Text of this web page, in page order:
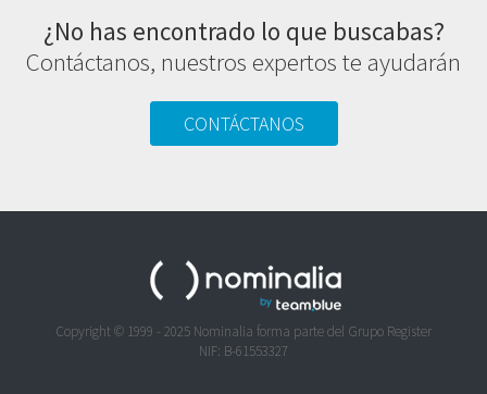
¿No has encontrado lo que buscabas?
Contáctanos, nuestros expertos te ayudarán
CONTÁCTANOS
Copyright © 1999 - 2025 Nominalia forma parte del Grupo Register
NIF: B-61553327